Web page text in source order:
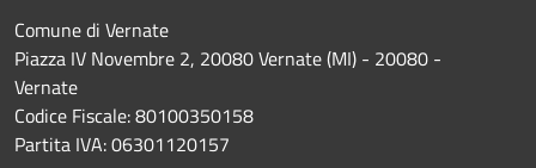
Comune di Vernate
Piazza IV Novembre 2, 20080 Vernate (MI) - 20080 -
Vernate
Codice Fiscale: 80100350158
Partita IVA: 06301120157